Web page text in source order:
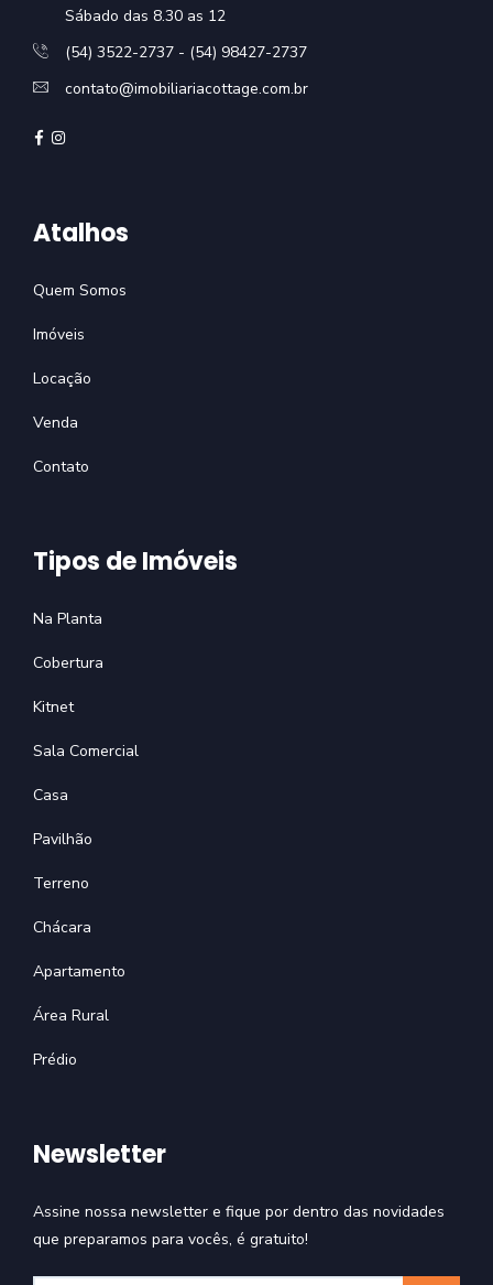
Sábado das 8.30 as 12
(54) 3522-2737 - (54) 98427-2737
contato@imobiliariacottage.com.br
Atalhos
Quem Somos
Imóveis
Locação
Venda
Contato
Tipos de Imóveis
Na Planta
Cobertura
Kitnet
Sala Comercial
Casa
Pavilhão
Terreno
Chácara
Apartamento
Área Rural
Prédio
Newsletter
Assine nossa newsletter e fique por dentro das novidades
que preparamos para vocês, é gratuito!